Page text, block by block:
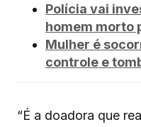
Polícia vai
homem morto
Mulher é
controle e
“É a doadora que